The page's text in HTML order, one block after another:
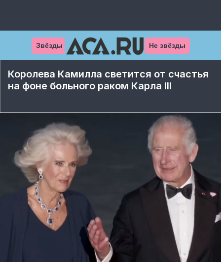
Звёзды Не звёзды
Королева Камилла светится от счастья
на фоне больного раком Карла III